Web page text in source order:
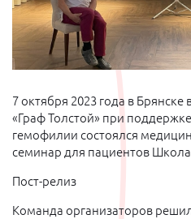
7 октября 2023 года в
«Граф Толстой» при
гемофилии состоялся
семинар для пациентов
Пост-релиз
Команда организаторов